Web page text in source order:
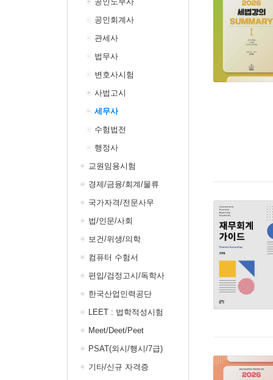
공인회계사
관세사
법무사
변호사시험
사법고시
세무사
수험법전
행정사
교원임용시험
경제/금융/회계/물류
국가자격/전문사무
법/인문/사회
보건/위생/의학
컴퓨터 수험서
편입/검정고시/독학사
한국산업인력공단
LEET : 법학적성시험
Meet/Deet/Peet
PSAT(외시/행시/7급)
기타/신규 자격증